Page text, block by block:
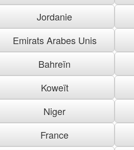
Jordanie
Emirats Arabes Unis
Bahreïn
Koweït
Niger
France